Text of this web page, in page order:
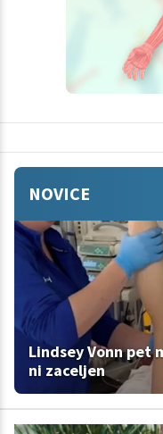
NOVICE
Lindsey Vonn pet
ni zaceljen